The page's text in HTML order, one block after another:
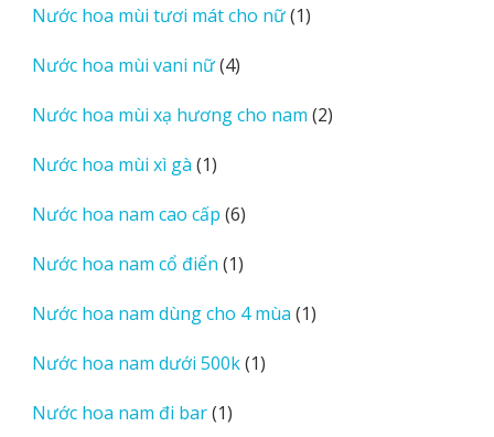
phẩm
Nước hoa mùi tươi mát cho nữ 11
Nước hoa mùi vani nữ 44
phẩm
Nước hoa mùi xạ hương cho nam 22
Nước hoa mùi xì gà 11
phẩm
Nước hoa nam cao cấp 66
phẩm
Nước hoa nam cổ điển 11
phẩm
Nước hoa nam dùng cho 4 mùa 11
Nước hoa nam dưới 500k 11
Nước hoa nam đi bar 11